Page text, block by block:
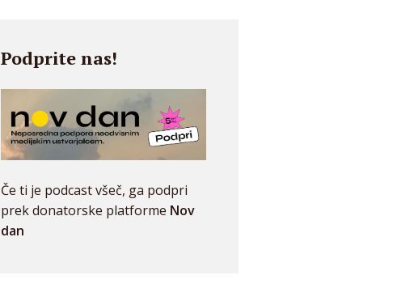
Podprite nas!
Če ti je podcast všeč, ga podpri
prek donatorske platforme Nov
dan